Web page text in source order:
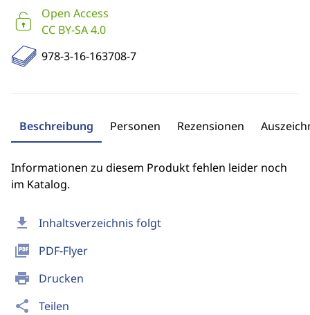
download Inhaltsverzeichnis folgt
picture_as_pdf PDF-Flyer
print Drucken
share Teilen
Open Access
CC BY-SA 4.0
978-3-16-163708-7
Beschreibung Personen Rezensionen
Informationen zu diesem Produkt fehlen leider noch
im Katalog.